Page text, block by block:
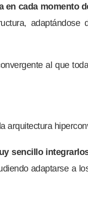
cada momento
al que
arquitectura
sencillo
adaptarse a